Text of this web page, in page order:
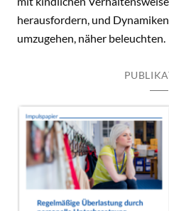
herausfordern, und
umzugehen, näher beleuchten.